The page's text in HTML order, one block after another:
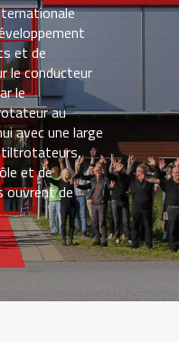
et de
le conducteur
le
au
avec une large
tiltrotateurs,
et de
ouvrent de